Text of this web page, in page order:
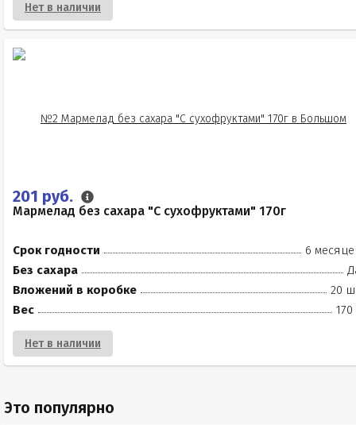
Нет в наличии
201 руб.
Мармелад без сахара "С сухофруктами" 170г
Срок годности
6
Без сахара
Вложений в коробке
20
Вес
170
Нет в наличии
Это популярно